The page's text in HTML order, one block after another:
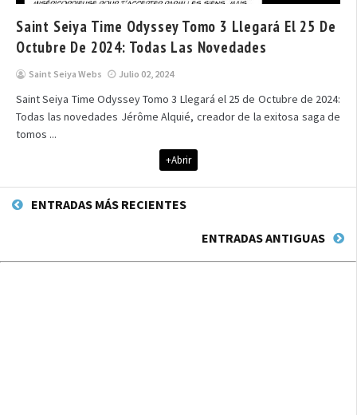
Saint Seiya Time Odyssey Tomo 3 Llegará El 25 De
Octubre De 2024: Todas Las Novedades
Saint Seiya Webs Julio 02, 2024
Saint Seiya Time Odyssey Tomo 3 Llegará el 25 de Octubre de 2024:
Todas las novedades Jérôme Alquié, creador de la exitosa saga de
tomos ...
+Abrir
ENTRADAS MÁS RECIENTES
ENTRADAS ANTIGUAS